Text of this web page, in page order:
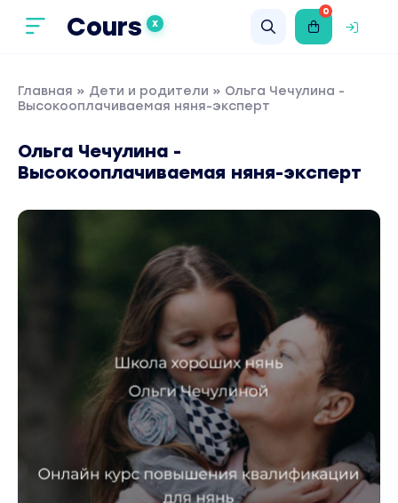
Cours X
0
Главная » Дети и родители » Ольга Чечулина -
Высокооплачиваемая няня-эксперт
Ольга Чечулина -
Высокооплачиваемая няня-эксперт